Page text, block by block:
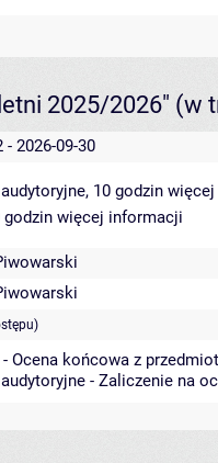
2025/2026" (w
- 2026-09-30
10 godzin
godzin więcej informacji
Ocena końcowa z
- Zaliczenie na